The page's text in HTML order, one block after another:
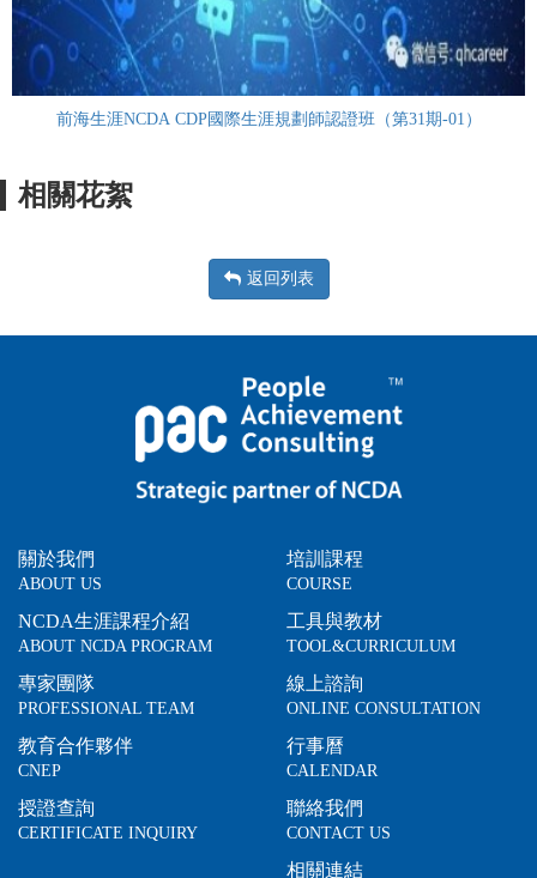
前海生涯NCDA CDP國際生涯規劃師認證班（第31期-01）
相關花絮
返回列表
關於我們
ABOUT US
NCDA生涯課程介紹
ABOUT NCDA PROGRAM
專家團隊
PROFESSIONAL TEAM
教育合作夥伴
CNEP
授證查詢
CERTIFICATE INQUIRY
培訓課程
COURSE
工具與教材
TOOL&CURRICULUM
線上諮詢
ONLINE CONSULTATION
行事曆
CALENDAR
聯絡我們
CONTACT US
相關連結